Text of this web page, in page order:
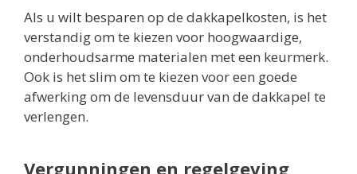
Als u wilt besparen op de dakkapelkosten, is het
verstandig om te kiezen voor hoogwaardige,
onderhoudsarme materialen met een keurmerk.
Ook is het slim om te kiezen voor een goede
afwerking om de levensduur van de dakkapel te
verlengen.
Vergunningen en regelgeving